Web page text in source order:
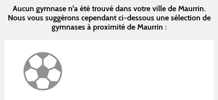
Aucun gymnase n'a été trouvé dans votre ville de Maurrin.
Nous vous suggérons cependant ci-dessous une sélection de
gymnases à proximité de Maurrin :